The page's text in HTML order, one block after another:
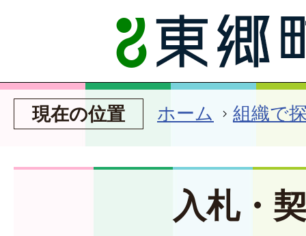
現在の位置 ホーム 組織で
入札・